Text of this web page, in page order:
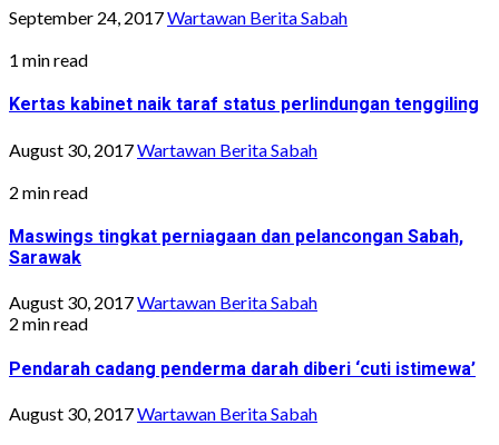
September 24, 2017Wartawan Berita Sabah
1 min read
Kertas kabinet naik taraf status perlindungan tenggiling
August 30, 2017Wartawan Berita Sabah
2 min read
Maswings tingkat perniagaan dan pelancongan Sabah,
Sarawak
August 30, 2017Wartawan Berita Sabah
2 min read
Pendarah cadang penderma darah diberi ‘cuti istimewa’
August 30, 2017Wartawan Berita Sabah